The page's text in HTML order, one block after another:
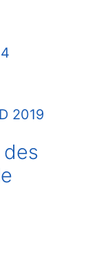
2019